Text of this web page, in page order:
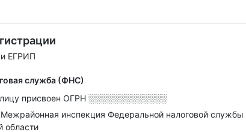
ЕГРИП
служба (ФНС)
присвоен ОГРН ░░░░░░░░░░░░░
инспекция Федеральной налоговой службы
области